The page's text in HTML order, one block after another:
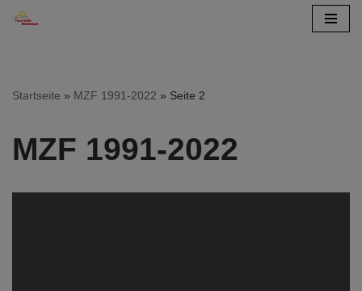
springen
Startseite » MZF 1991-2022 » Seite 2
MZF 1991-2022